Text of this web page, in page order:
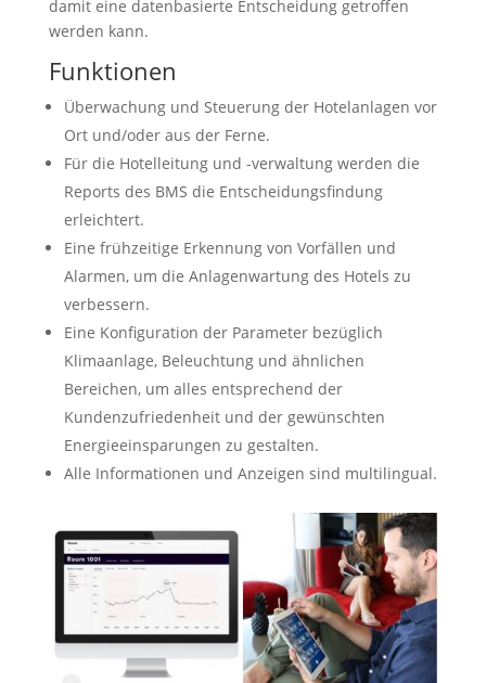
damit eine datenbasierte Entscheidung getroffen
werden kann.
Funktionen
Überwachung und Steuerung der Hotelanlagen vor
Ort und/oder aus der Ferne.
Für die Hotelleitung und -verwaltung werden die
Reports des BMS die Entscheidungsfindung
erleichtert.
Eine frühzeitige Erkennung von Vorfällen und
Alarmen, um die Anlagenwartung des Hotels zu
verbessern.
Eine Konfiguration der Parameter bezüglich
Klimaanlage, Beleuchtung und ähnlichen
Bereichen, um alles entsprechend der
Kundenzufriedenheit und der gewünschten
Energieeinsparungen zu gestalten.
Alle Informationen und Anzeigen sind multilingual.